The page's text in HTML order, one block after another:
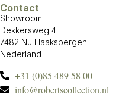
Contact
Showroom
Dekkersweg 4
7482 NJ Haaksbergen
Nederland
+31 (0)85 489 58 00
info@robertscollection.nl